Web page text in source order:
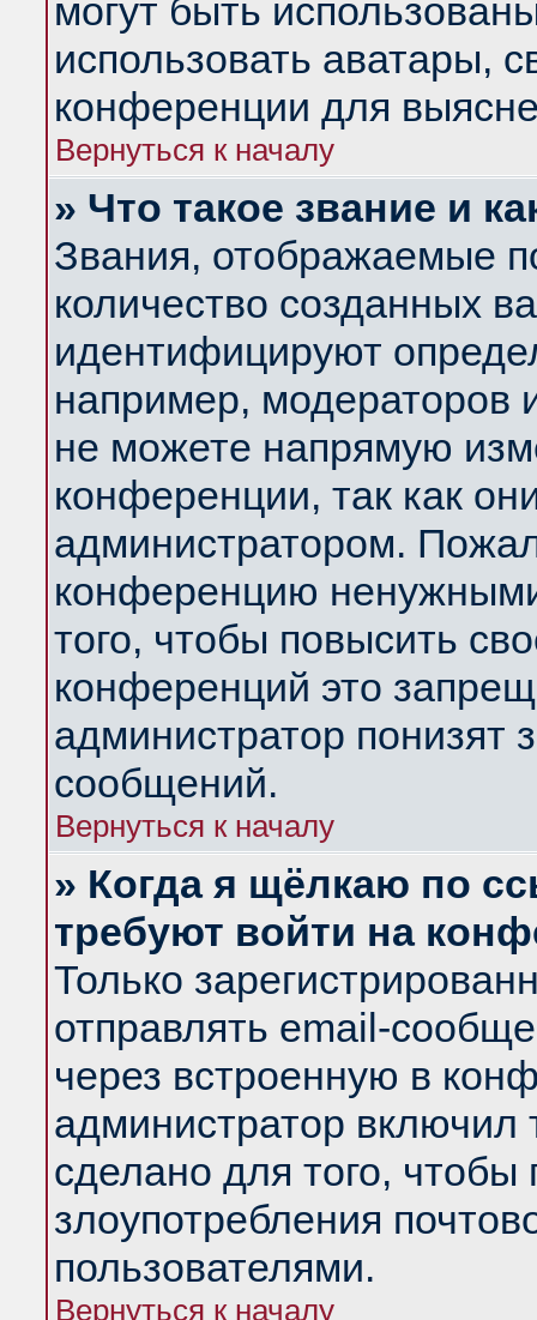
могут быть
использовать аватары,
конференции для
Вернуться к началу
» Что такое звание и
Звания, отображаемые
количество созданных
идентифицируют
например, модераторов
не можете напрямую
конференции, так как
администратором.
конференцию
того, чтобы повысить
конференций это
администратор понизят
сообщений.
Вернуться к началу
» Когда я щёлкаю по
требуют войти на
Только
отправлять email-
через встроенную в
администратор
сделано для того, чтобы
злоупотребления
пользователями.
Вернуться к началу